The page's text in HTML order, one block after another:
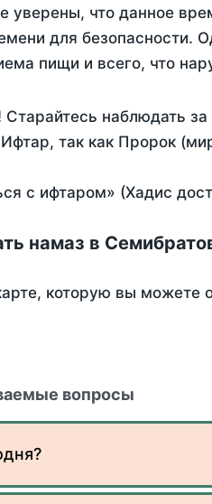
что данное
для безопасности.
пищи и всего, что
наблюдать за
так как Пророк
с ифтаром» (Хадис
намаз в
которую вы можете
вопросы